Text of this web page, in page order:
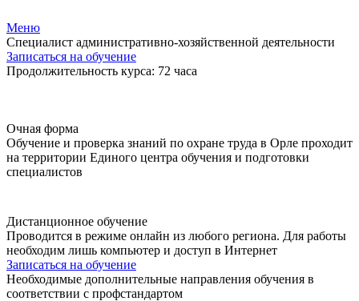
Меню
Специалист административно-хозяйственной деятельности
Записаться на обучение
Продолжительность курса: 72 часа
Очная форма
Обучение и проверка знаний по охране труда в Орле проходит
на территории Единого центра обучения и подготовки
специалистов
Дистанционное обучение
Проводится в режиме онлайн из любого региона. Для работы
необходим лишь компьютер и доступ в Интернет
Записаться на обучение
Необходимые дополнительные направления обучения в
соответствии с профстандартом